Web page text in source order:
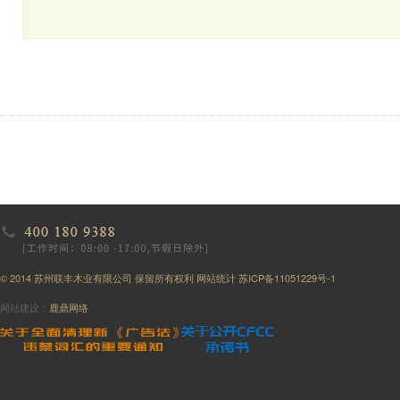
© 2014 苏州联丰木业有限公司 保留所有权利 网站统计苏ICP备11051229号-1
网站建设： 鹿鼎网络